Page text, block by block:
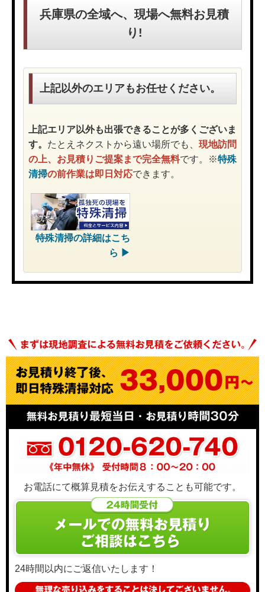
兵庫県の全域へ、現場へ無料お見積
り!
上記以外のエリアもお任せください。
上記エリア以外も出張できることが多くございま
す。 たとえネクストから遠い場所でも、 現地訪問
の上、お見積りご提案まで完全無料です。※特殊
清掃の前作業は即日対応できます。
特殊清掃の詳細はこち
ら ▶︎
お電話にて概算見積をお伝えすることも可能です。
24時間以内にご返信いたします！